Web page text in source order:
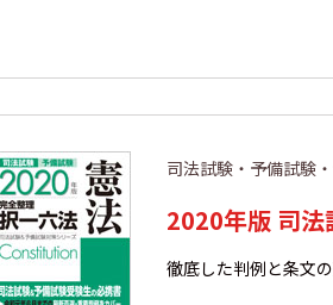
司法試験・予備試験
2020年版 司法
徹底した判例と条文